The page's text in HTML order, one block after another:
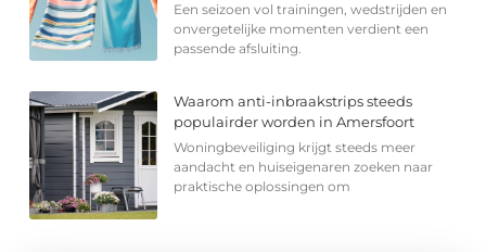
Een seizoen vol trainingen, wedstrijden en
onvergetelijke momenten verdient een
passende afsluiting.
Waarom anti-inbraakstrips steeds
populairder worden in Amersfoort
Woningbeveiliging krijgt steeds meer
aandacht en huiseigenaren zoeken naar
praktische oplossingen om